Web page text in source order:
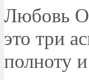
Любовь
это три
полноту